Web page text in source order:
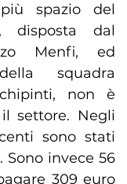
spazio del
disposta dal
Menfi, ed
squadra
non è
settore. Negli
sono stati
invece 56
309 euro